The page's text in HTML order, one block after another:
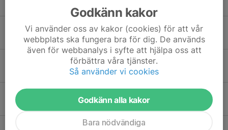
Inomhusklubbrekord 2026
11 maj, 19:10 0
VDM är nu avklarat med bravur och solsken
10 maj, 19:45 2
2
Lilla Olympiaden Järvsö 2026
Godkänn kakor
Vi använder oss av kakor (cookies) för att vår
webbplats ska fungera bra för dig. De används
även för webbanalys i syfte att hjälpa oss att
förbättra våra tjänster.
Så använder vi cookies
Godkänn alla kakor
Bara nödvändiga